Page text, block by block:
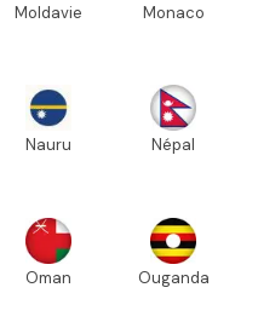
Moldavie Monaco
Nauru Népal
Oman Ouganda